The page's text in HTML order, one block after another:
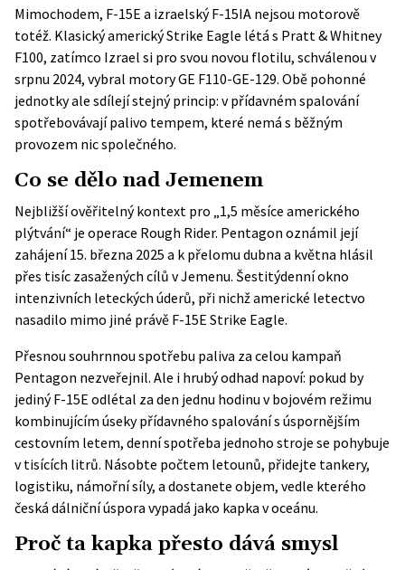
Mimochodem, F-15E a izraelský F-15IA nejsou motorově
totéž. Klasický americký Strike Eagle létá s Pratt & Whitney
F100, zatímco Izrael si pro svou novou flotilu, schválenou v
srpnu 2024, vybral motory GE F110-GE-129. Obě pohonné
jednotky ale sdílejí stejný princip: v přídavném spalování
spotřebovávají palivo tempem, které nemá s běžným
provozem nic společného.
Co se dělo nad Jemenem
Nejbližší ověřitelný kontext pro „1,5 měsíce amerického
plýtvání“ je operace Rough Rider. Pentagon oznámil její
zahájení 15. března 2025 a k přelomu dubna a května hlásil
přes tisíc zasažených cílů v Jemenu. Šestitýdenní okno
intenzivních leteckých úderů, při nichž americké letectvo
nasadilo mimo jiné právě F-15E Strike Eagle.
Přesnou souhrnnou spotřebu paliva za celou kampaň
Pentagon nezveřejnil. Ale i hrubý odhad napoví: pokud by
jediný F-15E odlétal za den jednu hodinu v bojovém režimu
kombinujícím úseky přídavného spalování s úspornějším
cestovním letem, denní spotřeba jednoho stroje se pohybuje
v tisících litrů. Násobte počtem letounů, přidejte tankery,
logistiku, námořní síly, a dostanete objem, vedle kterého
česká dálniční úspora vypadá jako kapka v oceánu.
Proč ta kapka přesto dává smysl